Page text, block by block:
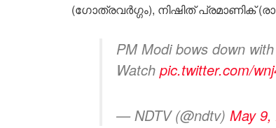
(ഗോത്രവർഗ്ഗം), നിഷിത് പ്രമാണിക്
PM Modi bows down
Watch pic.twitter.com/
— NDTV (@ndtv) May